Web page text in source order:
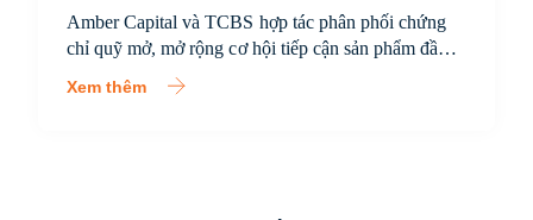
Amber Capital và TCBS hợp tác phân phối chứng
chỉ quỹ mở, mở rộng cơ hội tiếp cận sản phẩm đầu
tư chuyên nghiệp cho nhà đầu tư Việt Nam
Xem thêm